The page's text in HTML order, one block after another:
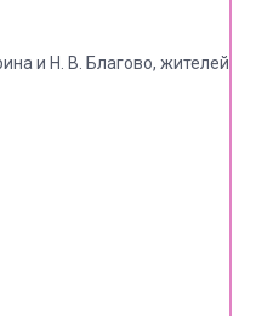
и Н. В. Благово, жителей